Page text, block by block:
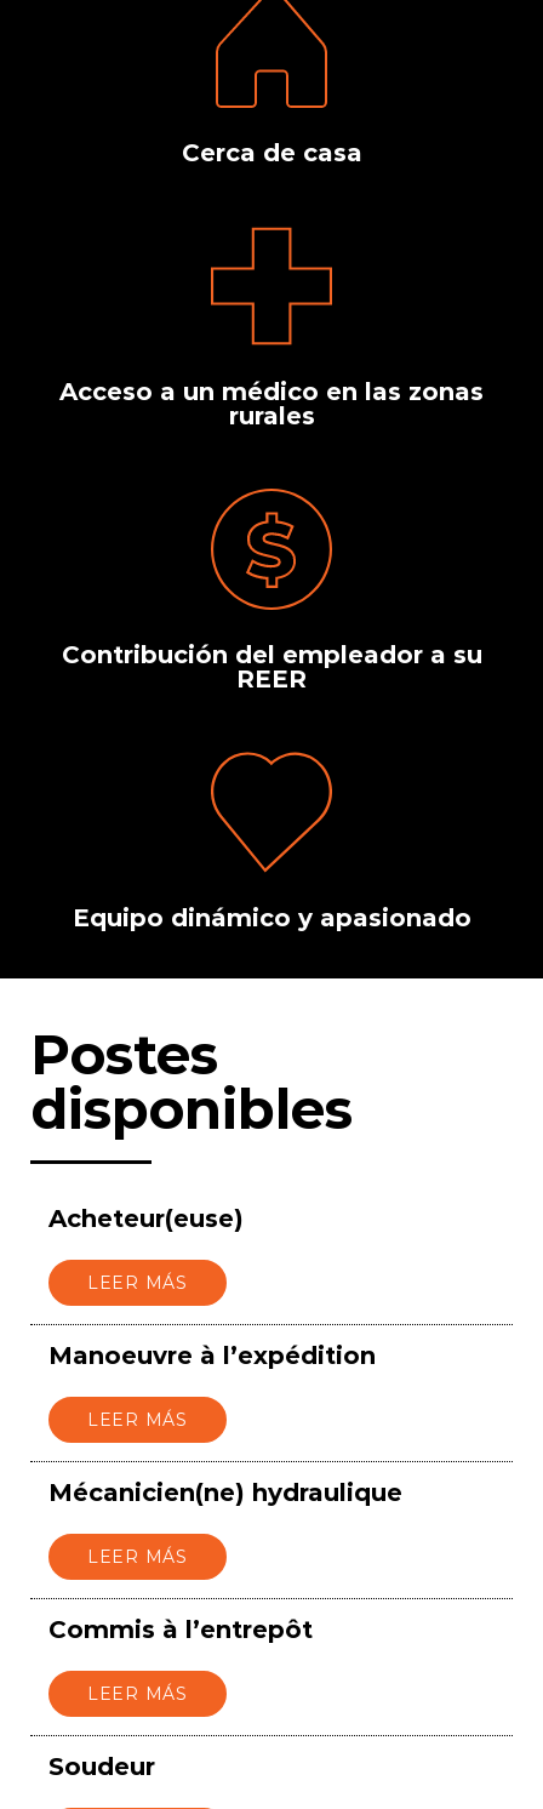
Cerca de casa
Acceso a un médico en las zonas
rurales
Contribución del empleador a su
REER
Equipo dinámico y apasionado
Postes
disponibles
Acheteur(euse)
LEER MÁS
Manoeuvre à l’expédition
LEER MÁS
Mécanicien(ne) hydraulique
LEER MÁS
Commis à l’entrepôt
LEER MÁS
Soudeur